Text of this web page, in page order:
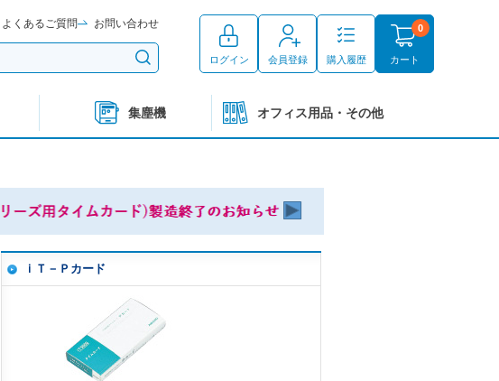
よくあるご質問 お問い合わせ
ログイン 会員登録 購入履歴 カート
0
集塵機 オフィス用品・その他
ｉＴ－Ｐカード